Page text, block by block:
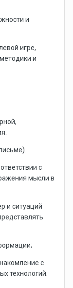
и
игре,
и
с
мысли в
и ситуаций
с
технологий.